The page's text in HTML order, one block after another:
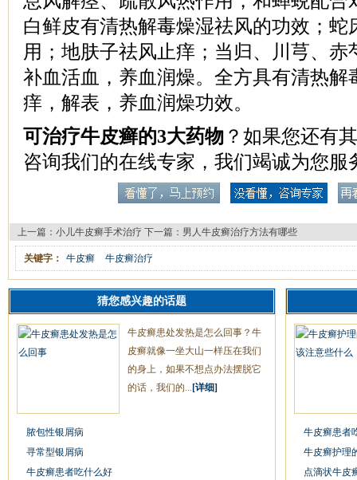
白鲜皮有清热解毒燥湿祛风的功效；蛇
用；地肤子祛风止痒；当归、川芎、赤
补血活血，养血润燥。全方具有清热解
痒，解表，养血润燥功效。
可治疗牛皮癣的3大药物 ？如果您还有
咨询我们的在线专家，我们竭诚为您服
上一篇： 小儿牛皮癣手术治疗 下一篇： 男人牛皮癣治疗方法有哪些
关键字： 牛皮癣 牛皮癣治疗
猜您感兴趣的话题
牛皮癣患处发热是怎么回事？牛
皮癣就像一坐大山一样压在我们
的身上，如果不想点办法摆脱它
的话，我们的... [详细]
脓包性银屑病
寻常型银屑病
牛皮癣患者吃什么好
牛皮癣患者
牛皮癣护理
点滴状牛皮